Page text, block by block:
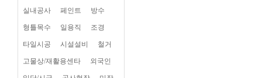
실내공사 페인트 방수
형틀목수 일용직 조경
타일시공 시설설비 철거
고물상/재활용센타 외국인